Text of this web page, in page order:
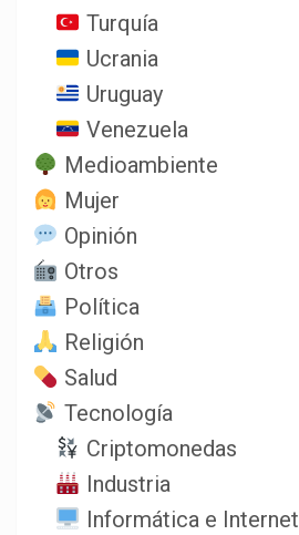
Turquía
Ucrania
Uruguay
Venezuela
Medioambiente
Mujer
Opinión
Otros
Política
Religión
Salud
Tecnología
Criptomonedas
Industria
Informática e Internet